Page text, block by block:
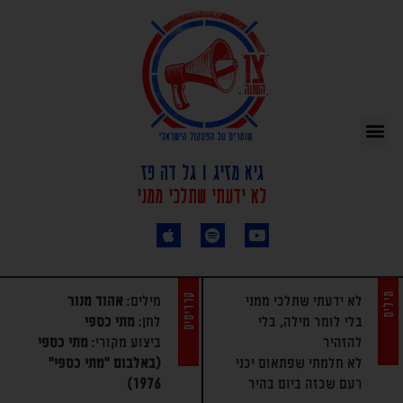
גיא מזיג | גל דה פז
לא ידעתי שתלכי ממני
מילים קרדיטים
לא ידעתי שתלכי ממני
בלי לומר מילה, בלי
להזהיר
לא חלמתי שפתאום יכני
רעם שכזה ביום בהיר
מילים: אהוד מנור
לחן: מתי כספי
ביצוע מקורי: מתי כספי
(באלבום "מתי כספי"
1976)